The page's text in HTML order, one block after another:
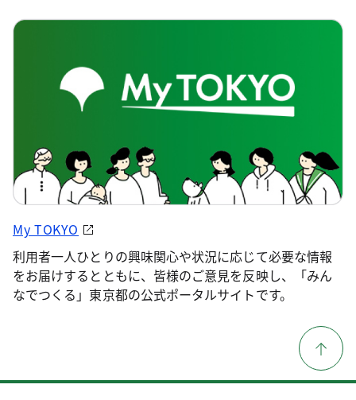
My TOKYO
利用者一人ひとりの興味関心や状況に応じて必要な情報
をお届けするとともに、皆様のご意見を反映し、「みん
なでつくる」東京都の公式ポータルサイトです。